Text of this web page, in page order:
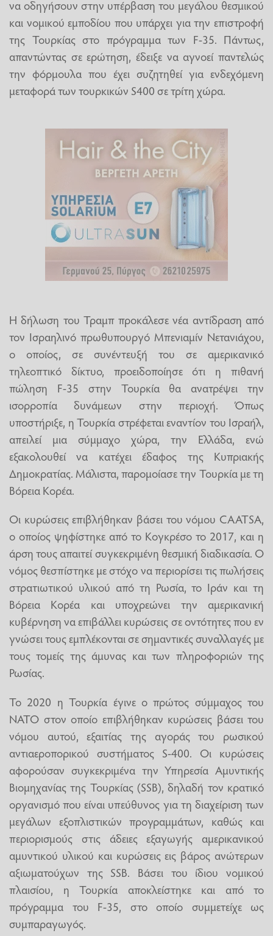
να οδηγήσουν στην υπέρβαση του μεγάλου θεσμικού
και νομικού εμποδίου που υπάρχει για την επιστροφή
της Τουρκίας στο πρόγραμμα των F-35. Πάντως,
απαντώντας σε ερώτηση, έδειξε να αγνοεί παντελώς
την φόρμουλα που έχει συζητηθεί για ενδεχόμενη
μεταφορά των τουρκικών S400 σε τρίτη χώρα.
Η δήλωση του Τραμπ προκάλεσε νέα αντίδραση από
τον Ισραηλινό πρωθυπουργό Μπενιαμίν Νετανιάχου,
ο οποίος, σε συνέντευξή του σε αμερικανικό
τηλεοπτικό δίκτυο, προειδοποίησε ότι η πιθανή
πώληση F-35 στην Τουρκία θα ανατρέψει την
ισορροπία δυνάμεων στην περιοχή. Όπως
υποστήριξε, η Τουρκία στρέφεται εναντίον του Ισραήλ,
απειλεί μια σύμμαχο χώρα, την Ελλάδα, ενώ
εξακολουθεί να κατέχει έδαφος της Κυπριακής
Δημοκρατίας. Μάλιστα, παρομοίασε την Τουρκία με τη
Βόρεια Κορέα.
Οι κυρώσεις επιβλήθηκαν βάσει του νόμου CAATSA,
ο οποίος ψηφίστηκε από το Κογκρέσο το 2017, και η
άρση τους απαιτεί συγκεκριμένη θεσμική διαδικασία. Ο
νόμος θεσπίστηκε με στόχο να περιορίσει τις πωλήσεις
στρατιωτικού υλικού από τη Ρωσία, το Ιράν και τη
Βόρεια Κορέα και υποχρεώνει την αμερικανική
κυβέρνηση να επιβάλλει κυρώσεις σε οντότητες που εν
γνώσει τους εμπλέκονται σε σημαντικές συναλλαγές με
τους τομείς της άμυνας και των πληροφοριών της
Ρωσίας.
Το 2020 η Τουρκία έγινε ο πρώτος σύμμαχος του
ΝΑΤΟ στον οποίο επιβλήθηκαν κυρώσεις βάσει του
νόμου αυτού, εξαιτίας της αγοράς του ρωσικού
αντιαεροπορικού συστήματος S-400. Οι κυρώσεις
αφορούσαν συγκεκριμένα την Υπηρεσία Αμυντικής
Βιομηχανίας της Τουρκίας (SSB), δηλαδή τον κρατικό
οργανισμό που είναι υπεύθυνος για τη διαχείριση των
μεγάλων εξοπλιστικών προγραμμάτων, καθώς και
περιορισμούς στις άδειες εξαγωγής αμερικανικού
αμυντικού υλικού και κυρώσεις εις βάρος ανώτερων
αξιωματούχων της SSB. Βάσει του ίδιου νομικού
πλαισίου, η Τουρκία αποκλείστηκε και από το
πρόγραμμα του F-35, στο οποίο συμμετείχε ως
συμπαραγωγός.